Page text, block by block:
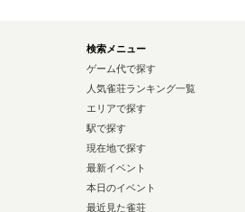
検索メニュー
ゲーム代で探す
人気雀荘ランキング一覧
エリアで探す
駅で探す
現在地で探す
最新イベント
本日のイベント
最近見た雀荘